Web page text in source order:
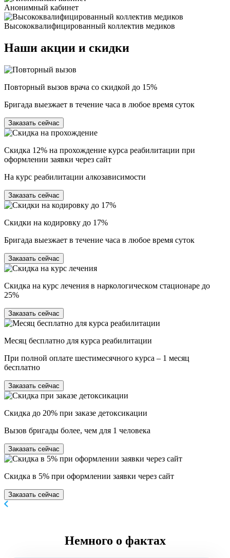
Анонимный кабинет
Высококвалифицированный коллектив медиков
Наши акции и скидки
Повторный вызов врача со скидкой до 15%
Бригада выезжает в течение часа в любое время суток
Заказать сейчас
Скидка 12% на прохождение курса реабилитации при
оформлении заявки через сайт
На курс реабилитации алкозависимости
Заказать сейчас
Скидки на кодировку до 17%
Бригада выезжает в течение часа в любое время суток
Заказать сейчас
Скидка на курс лечения в наркологическом стационаре до
25%
Заказать сейчас
Месяц бесплатно для курса реабилитации
При полной оплате шестимесячного курса – 1 месяц
бесплатно
Заказать сейчас
Скидка до 20% при заказе детоксикации
Вызов бригады более, чем для 1 человека
Заказать сейчас
Скидка в 5% при оформлении заявки через сайт
Заказать сейчас
Немного о фактах